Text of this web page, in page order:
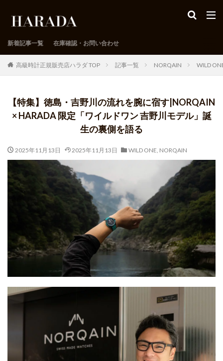
新着記事一覧 在庫確認・お問い合わせ
高級時計正規販売店ハラダ TOP 記事一覧 NORQAIN WILD
【特集】徳島・吉野川の流れを腕に宿す|NORQAIN
× HARADA 限定「ワイルドワン 吉野川モデル」誕
生の裏側を語る
2025年11月13日 2025年11月13日 WILD ONE, NORQAIN